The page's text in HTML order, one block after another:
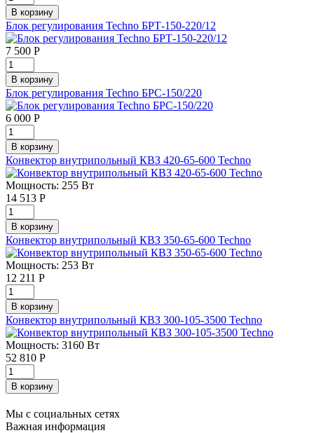
Блок регулирования Techno БРТ-150-220/12
7 500 Р
Блок регулирования Techno БРС-150/220
6 000 Р
Конвектор внутрипольный КВЗ 420-65-600 Techno
Мощность: 255 Вт
14 513 Р
Конвектор внутрипольный КВЗ 350-65-600 Techno
Мощность: 253 Вт
12 211 Р
Конвектор внутрипольный КВЗ 300-105-3500 Techno
Мощность: 3160 Вт
52 810 Р
Мы с социальных сетях
Важная информация